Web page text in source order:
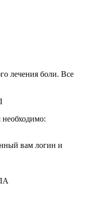
лечения боли. Все
вам логин и